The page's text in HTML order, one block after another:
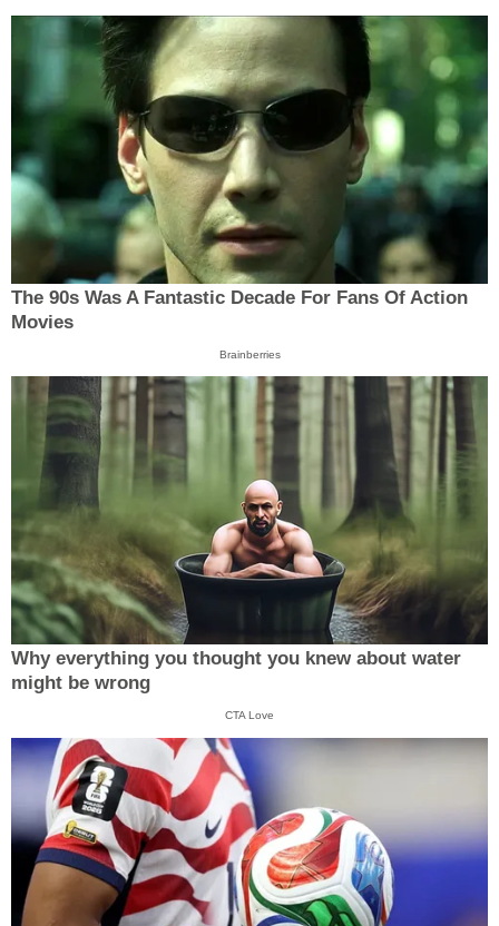
The 90s Was A Fantastic Decade For Fans Of Action
Movies
Brainberries
Why everything you thought you knew about water
might be wrong
CTA Love